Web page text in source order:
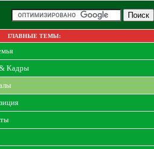
ГЛАВНЫЕ ТЕМЫ:
& Кадры